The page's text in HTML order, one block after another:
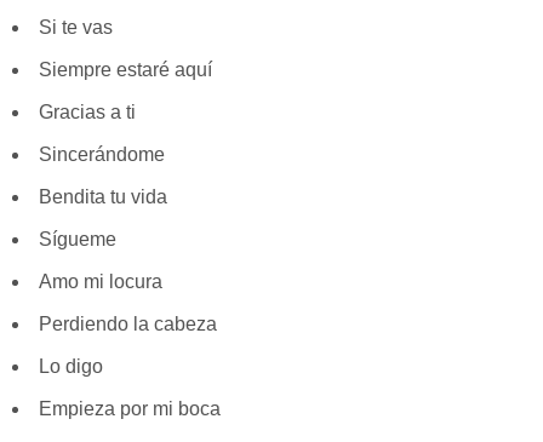
Si te vas
Siempre estaré aquí
Gracias a ti
Sincerándome
Bendita tu vida
Sígueme
Amo mi locura
Perdiendo la cabeza
Lo digo
Empieza por mi boca